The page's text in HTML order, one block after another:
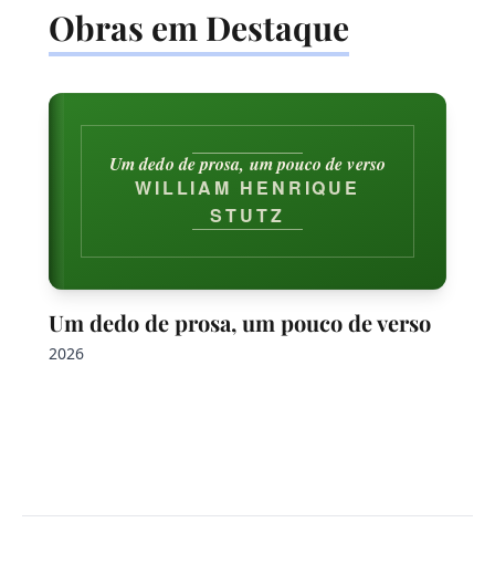
Obras em Destaque
Um dedo de prosa, um pouco de verso
WILLIAM HENRIQUE
STUTZ
Um dedo de prosa, um pouco de verso
2026